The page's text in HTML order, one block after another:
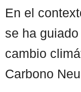
En el
se ha
cambio
Carbono